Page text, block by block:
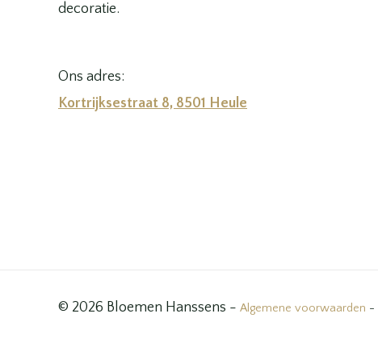
decoratie.
Ons adres:
Kortrijksestraat 8, 8501 Heule
© 2026 Bloemen Hanssens - Algemene voorwaarden -